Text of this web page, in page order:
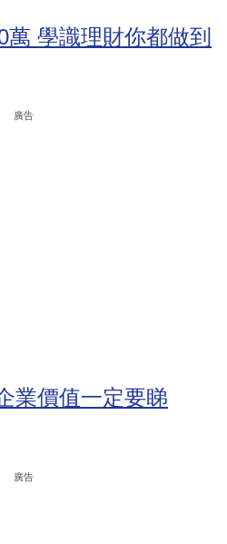
學識理財你都做到
廣告
業價值一定要睇
廣告